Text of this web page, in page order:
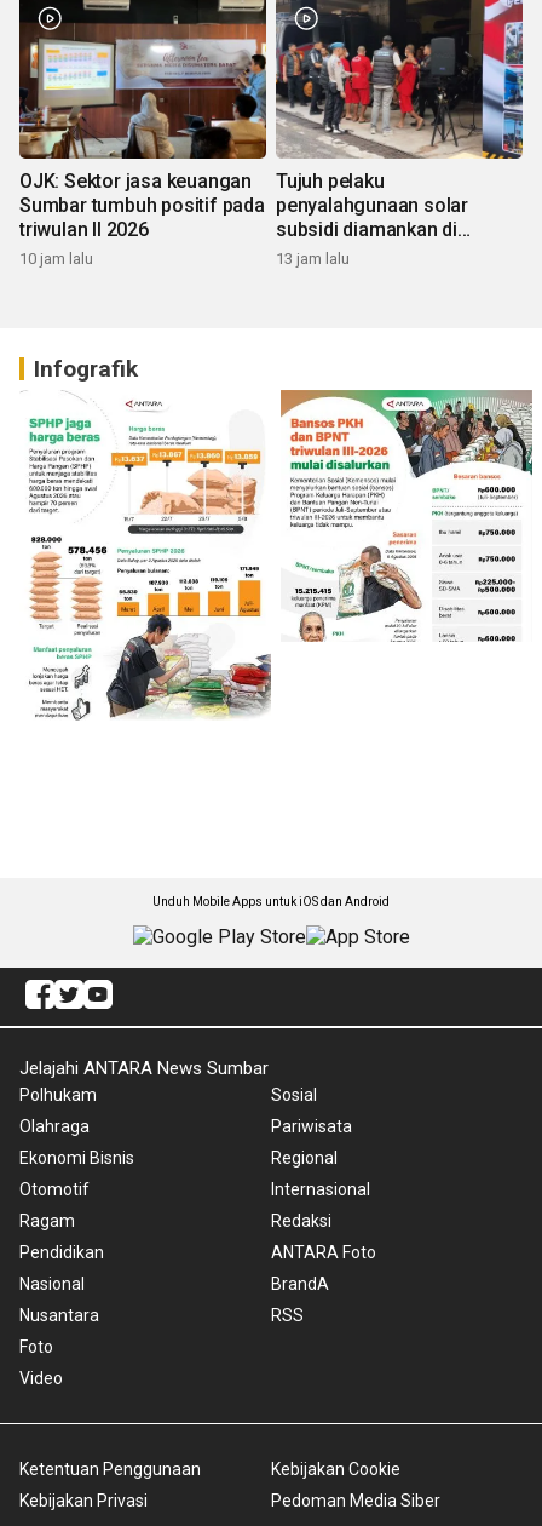
OJK: Sektor jasa keuangan
Sumbar tumbuh positif pada
triwulan II 2026
10 jam lalu
Tujuh pelaku
penyalahgunaan solar
subsidi diamankan di
Sumbar
13 jam lalu
Infografik
Unduh Mobile Apps untuk iOS dan Android
Jelajahi ANTARA News Sumbar
Polhukam
Olahraga
Ekonomi Bisnis
Otomotif
Ragam
Pendidikan
Nasional
Nusantara
Foto
Video
Sosial
Pariwisata
Regional
Internasional
Redaksi
ANTARA Foto
BrandA
RSS
Ketentuan Penggunaan
Kebijakan Privasi
Kebijakan Cookie
Pedoman Media Siber